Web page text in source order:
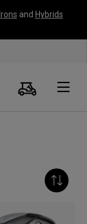
Irons and Hybrids
Suche